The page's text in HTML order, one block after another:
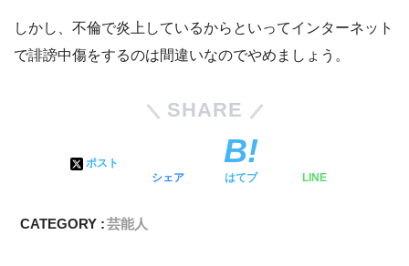
しかし、不倫で炎上しているからといってインターネット
で誹謗中傷をするのは間違いなのでやめましょう。
SHARE
ポスト
シェア
はてブ LINE
CATEGORY :芸能人